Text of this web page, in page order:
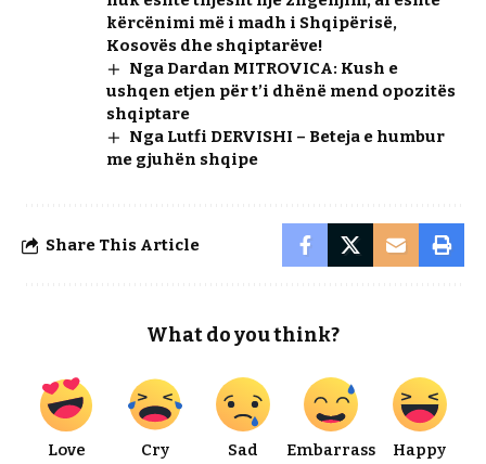
kërcënimi më i madh i Shqipërisë,
Kosovës dhe shqiptarëve!
Nga Dardan MITROVICA: Kush e
ushqen etjen për t’i dhënë mend opozitës
shqiptare
Nga Lutfi DERVISHI – Beteja e humbur
me gjuhën shqipe
Share This Article
What do you think?
Love
Cry
Sad
Embarrass
Happy